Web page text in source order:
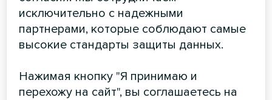
в помещении оптимальный температурный режим.
Оборудование отличается удобством в
использовании, благодаря интуитивно понятному
управлению, высокой производительности и
энергоэффективности, что позволяет использовать
Мощность охлаждения:1,2 … 12,6 кВт
исключительно с надежными
партнерами, которые соблюдают самые
высокие стандарты защиты данных.
Нажимая кнопку "Я принимаю и
перехожу на сайт", вы соглашаетесь на